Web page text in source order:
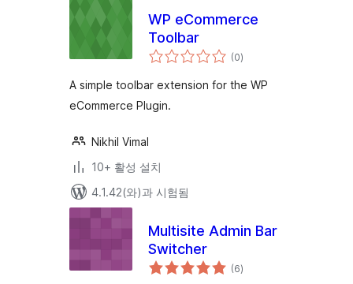
WP eCommerce
Toolbar
(0전
체
점
)
A simple toolbar extension for the WP
eCommerce Plugin.
Nikhil Vimal
10+ 활성 설치
4.1.42(와)과 시험됨
Multisite Admin Bar
Switcher
(6전
체)